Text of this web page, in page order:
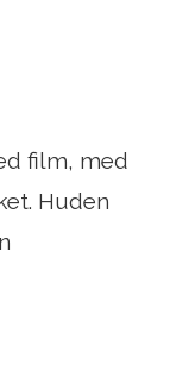
film, med
Huden